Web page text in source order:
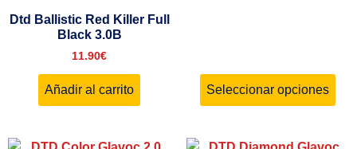
Dtd Ballistic Red Killer Full
Black 3.0B
11.90€
Añadir al carrito Seleccionar opciones